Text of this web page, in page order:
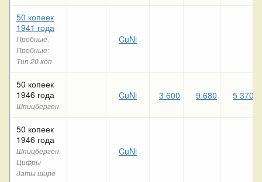
50 копеек
1941 года
Пробные.
Пробные:
Тип 20 коп
CuNi
50 копеек
1946 года
Шпицберген
CuNi 3 600 9 680 5 370
50 копеек
1946 года
Шпицберген.
Цифры
даты шире
CuNi